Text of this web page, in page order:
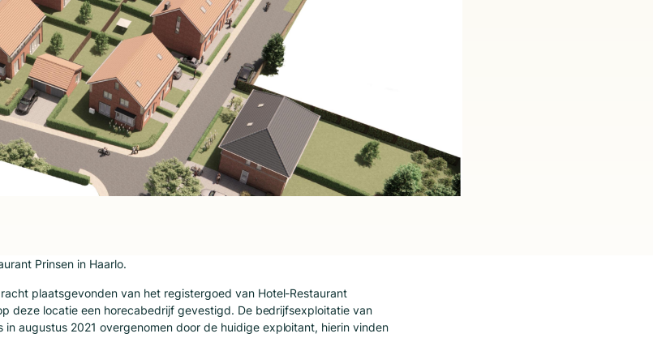
Prinsen in Haarlo.
plaatsgevonden van het registergoed van Hotel-Restaurant
deze locatie een horecabedrijf gevestigd. De bedrijfsexploitatie van
in augustus 2021 overgenomen door de huidige exploitant, hierin vinden